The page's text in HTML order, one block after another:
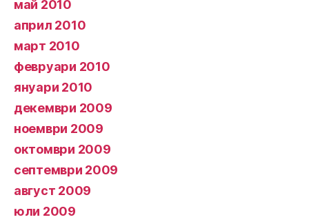
май 2010
април 2010
март 2010
февруари 2010
януари 2010
декември 2009
ноември 2009
октомври 2009
септември 2009
август 2009
юли 2009